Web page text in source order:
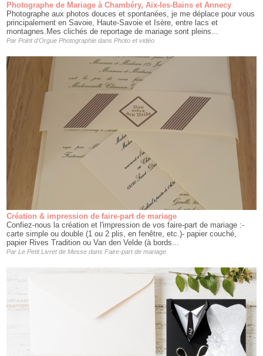
Photographe de Mariage à Chambéry, Aix-les-Bains et Annecy
Photographe aux photos douces et spontanées, je me déplace pour vous
principalement en Savoie, Haute-Savoie et Isère, entre lacs et
montagnes.Mes clichés de reportage de mariage sont pleins...
Par Point d'Orgue Photographiedans Photo et vidéo
Création & impression de faire-part de mariage
Confiez-nous la création et l'impression de vos faire-part de mariage :-
carte simple ou double (1 ou 2 plis, en fenêtre, etc.)- papier couché,
papier Rives Tradition ou Van den Velde (à bords...
Par Le Petit Livret de Messedans Faire-part de mariage